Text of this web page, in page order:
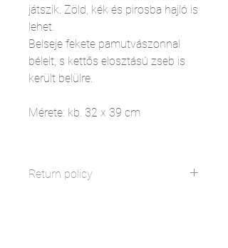
játszik. Zöld, kék és pirosba hajló is
lehet.
Belseje fekete pamutvászonnal
bélelt, s kettős elosztású zseb is
került belülre.
Mérete: kb. 32 x 39 cm
Return policy